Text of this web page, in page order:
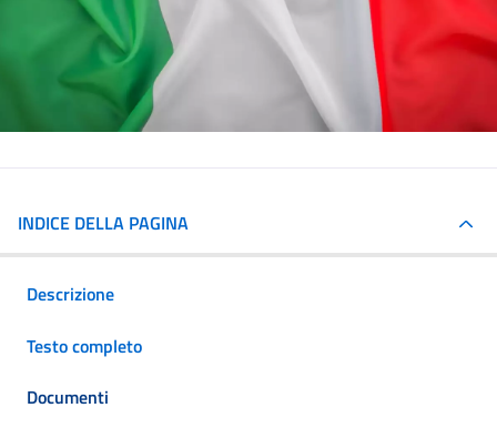
INDICE DELLA PAGINA
Descrizione
Testo completo
Documenti